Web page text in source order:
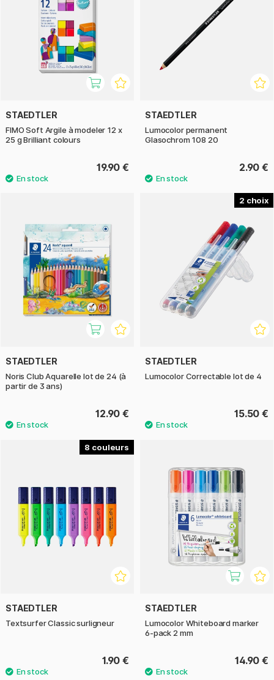
STAEDTLER
FIMO Soft Argile à modeler 12 x
25 g Brilliant colours
19.90 €
STAEDTLER
Lumocolor permanent
Glasochrom 108 20
2.90 €
STAEDTLER
Noris Club Aquarelle lot de 24 (à
partir de 3 ans)
12.90 €
2
STAEDTLER
Lumocolor Correctable lot de 4
15.50 €
8
STAEDTLER
Textsurfer Classic surligneur
1.90 €
STAEDTLER
Lumocolor Whiteboard marker
6-pack 2 mm
14.90 €